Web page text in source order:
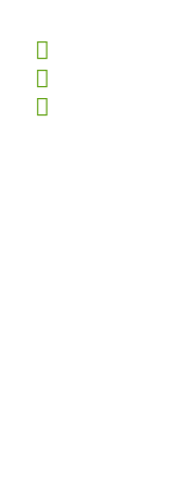
Optimizado